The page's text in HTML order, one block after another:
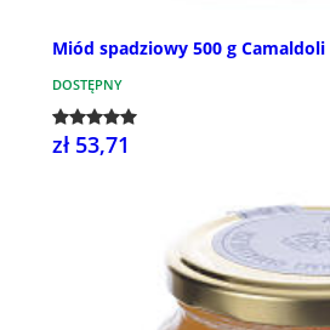
Miód spadziowy 500 g Camaldoli
DOSTĘPNY
zł 53,71